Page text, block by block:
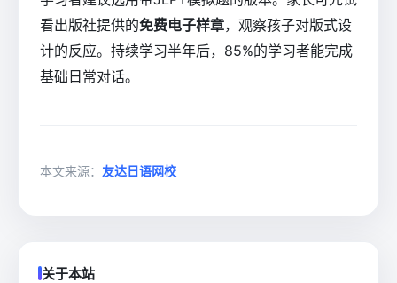
看出版社提供的免费电子样章，观察孩子对版式设
计的反应。持续学习半年后，85%的学习者能完成
基础日常对话。
本文来源： 友达日语网校
关于本站